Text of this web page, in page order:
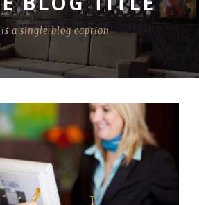
a single blog caption